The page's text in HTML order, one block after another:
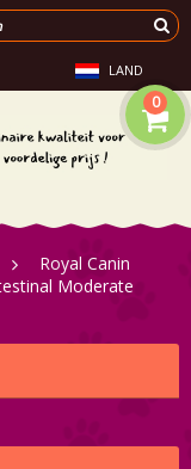
LAND
0
>
Royal Canin
Moderate